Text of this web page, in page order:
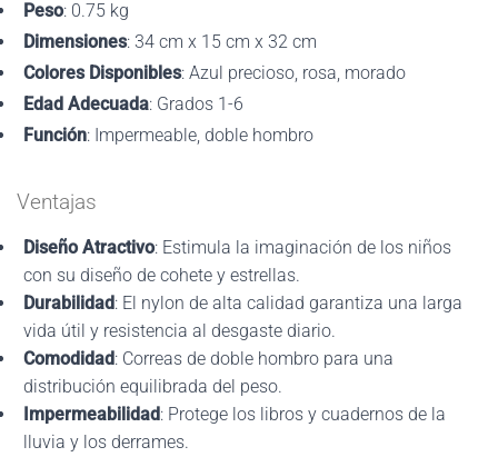
Peso: 0.75 kg
Dimensiones: 34 cm x 15 cm x 32 cm
Colores Disponibles: Azul precioso, rosa, morado
Edad Adecuada: Grados 1-6
Función: Impermeable, doble hombro
Ventajas
Diseño Atractivo: Estimula la imaginación de los niños
con su diseño de cohete y estrellas.
Durabilidad: El nylon de alta calidad garantiza una larga
vida útil y resistencia al desgaste diario.
Comodidad: Correas de doble hombro para una
distribución equilibrada del peso.
Impermeabilidad: Protege los libros y cuadernos de la
lluvia y los derrames.